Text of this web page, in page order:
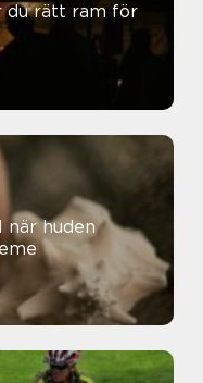
du rätt ram för